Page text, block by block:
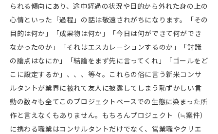
られる傾向にあり、途中経過の状況や目的から外れた身の上の
心情といった「過程」の話は敬遠されがちになります。「その
目的は何か」「成果物は何か」「今日は何ができて何ができ
なかったのか」「それはエスカレーションするのか」「討議
の論点はなにか」「結論をまず先に言ってくれ」「ゴールをど
こに設定するか」、、、等々。これらの俗に言う新米コンサ
ルタントが業界に被れて友人に披露してしまう恥ずかしい言
動の数々も全てこのプロジェクトベースでの生態に染まった所
作と言えなくもありません。もちろんプロジェクト（≒案件）
に携わる職業はコンサルタントだけでなく、営業職やクリエ